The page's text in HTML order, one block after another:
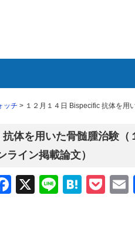
ッチ > １２月１４日 Bispecific 抗体を用
体を用いた骨髄腫治験
イン掲載論文）
Facebook
X Line